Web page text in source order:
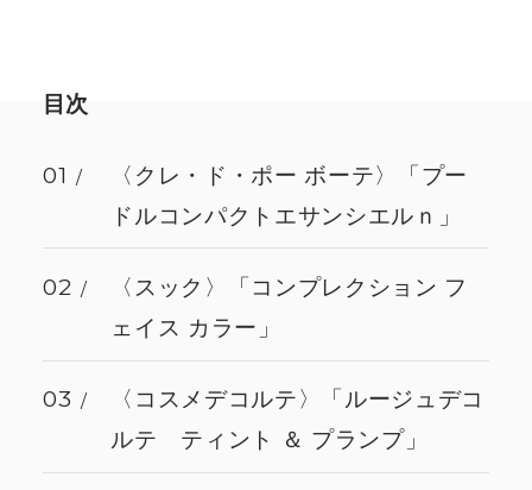
目次
01
〈クレ・ド・ポー ボーテ〉「プー
ドルコンパクトエサンシエルｎ」
02
〈スック〉「コンプレクション フ
ェイス カラー」
03
〈コスメデコルテ〉「ルージュデコ
ルテ ティント ＆ プランプ」